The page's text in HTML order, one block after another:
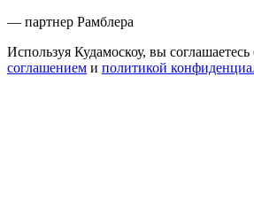
— партнер Рамблера
Используя Кудамоскоу, вы соглашаетесь
соглашением и политикой